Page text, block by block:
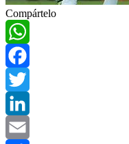
Compártelo
WhatsApp
Facebook
Twitter
LinkedIn